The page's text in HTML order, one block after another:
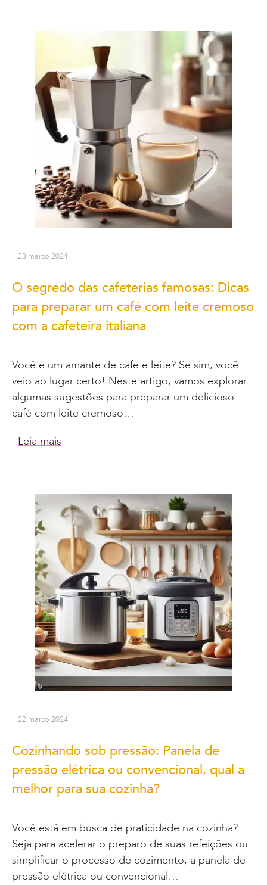
23 março 2024
O segredo das cafeterias famosas: Dicas
para preparar um café com leite cremoso
com a cafeteira italiana
Você é um amante de café e leite? Se sim, você
veio ao lugar certo! Neste artigo, vamos explorar
algumas sugestões para preparar um delicioso
café com leite cremoso…
Leia mais
22 março 2024
Cozinhando sob pressão: Panela de
pressão elétrica ou convencional, qual a
melhor para sua cozinha?
Você está em busca de praticidade na cozinha?
Seja para acelerar o preparo de suas refeições ou
simplificar o processo de cozimento, a panela de
pressão elétrica ou convencional…